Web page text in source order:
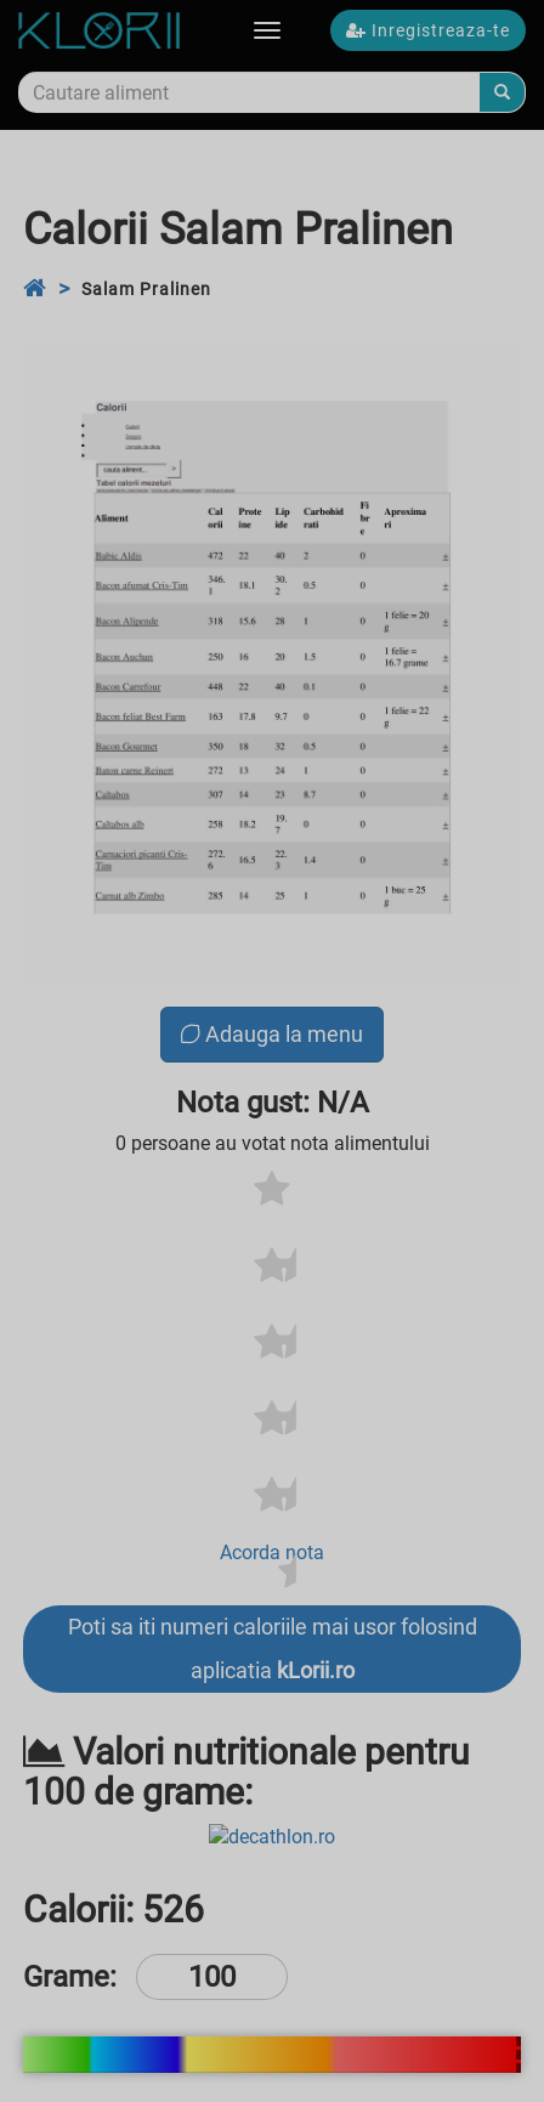
Inregistreaza-te
Toggle
Calorii Salam Pralinen
Salam Pralinen
Adauga la menu
Nota gust: N/A
0 persoane au votat nota alimentului
Acorda nota
Poti sa iti numeri caloriile mai usor folosind
aplicatia kLorii.ro
Valori nutritionale pentru
100 de grame:
Calorii: 526
Grame: